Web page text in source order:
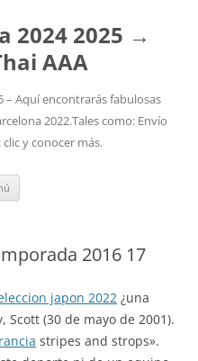
2024 2025 →
AAA
– Aquí encontrarás fabulosas
2022.Tales como: Envío
y conocer más.
2016 17
japon 2022 ¿una
Scott (30 de mayo de 2001).
stripes and strops».